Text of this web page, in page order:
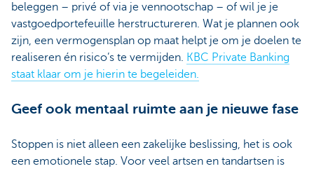
beleggen – privé of via je vennootschap – of wil je je
vastgoedportefeuille herstructureren. Wat je plannen ook
zijn, een vermogensplan op maat helpt je om je doelen te
realiseren én risico’s te vermijden. KBC Private Banking
staat klaar om je hierin te begeleiden.
Geef ook mentaal ruimte aan je nieuwe fase
Stoppen is niet alleen een zakelijke beslissing, het is ook
een emotionele stap. Voor veel artsen en tandartsen is